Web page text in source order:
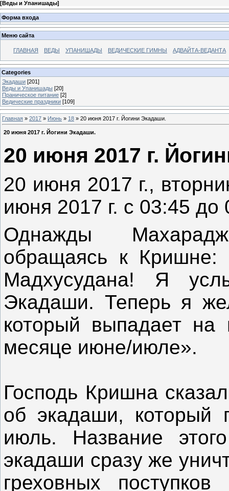
[Веды и Упанишады]
Форма входа
Меню сайта
ГЛАВНАЯ ВЕДЫ УПАНИШАДЫ ВЕДИЧЕСКИЕ ГИМНЫ АДВАЙТА-ВЕДАНТА
Categories
Экадаши [201]
Веды и Упанишады [20]
Праническое питание [2]
Ведические праздники [109]
Главная » 2017 » Июнь » 18 » 20 июня 2017 г. Йогини Экадаши.
20 июня 2017 г. Йогини Экадаши.
20 июня 2017 г.
20 июня 2017 г.,
июня 2017 г. с 03:45
Однажды
обращаясь к
Мадхусудана! Я
Экадаши. Теперь я
который выпадает
месяце июне/июле».
Господь Кришна
об экадаши, который
июль. Название
экадаши сразу же
греховных